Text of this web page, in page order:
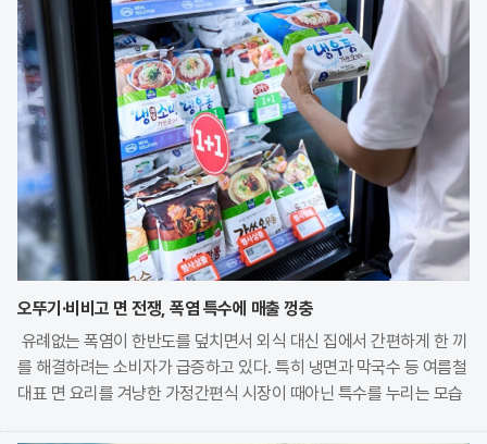
오뚜기·비비고 면 전쟁, 폭염 특수에 매출 껑충
유례없는 폭염이 한반도를 덮치면서 외식 대신 집에서 간편하게 한 끼
를 해결하려는 소비자가 급증하고 있다. 특히 냉면과 막국수 등 여름철
대표 면 요리를 겨냥한 가정간편식 시장이 때아닌 특수를 누리는 모습